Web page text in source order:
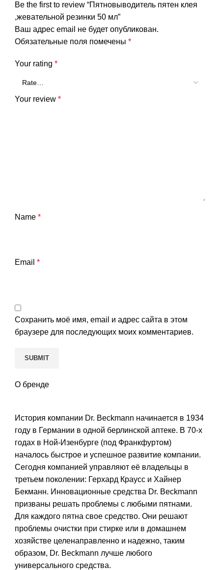
Be the first to review “Пятновыводитель пятен клея
,жевательной резинки 50 мл”
Ваш адрес email не будет опубликован.
Обязательные поля помечены *
Your rating *
Your review *
Name *
Email *
Сохранить моё имя, email и адрес сайта в этом
браузере для последующих моих комментариев.
О бренде
История компании Dr. Beckmann начинается в 1934
году в Германии в одной берлинской аптеке. В 70-х
годах в Ной-Изенбурге (под Франкфуртом)
началось быстрое и успешное развитие компании.
Сегодня компанией управляют её владельцы в
третьем поколении: Герхард Краусс и Хайнер
Бекманн. Инновационные средства Dr. Beckmann
призваны решать проблемы с любыми пятнами.
Для каждого пятна свое средство. Они решают
проблемы очистки при стирке или в домашнем
хозяйстве целенаправленно и надежно, таким
образом, Dr. Beckmann лучше любого
универсального средства.